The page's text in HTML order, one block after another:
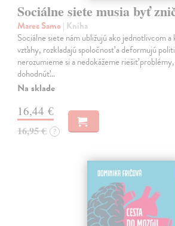
Sociálne siete musia byť
Marec Samo| Kniha
Sociálne siete nám ubližujú ako jednotlivcom a
vzťahy, rozkladajú spoločnosť a deformujú
nerozumieme si a nedokážeme riešiť
dohodnúť…
Na sklade
16,44 €
16,95 € ?